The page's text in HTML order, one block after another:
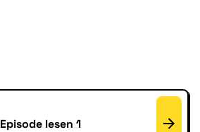
Episode lesen 1